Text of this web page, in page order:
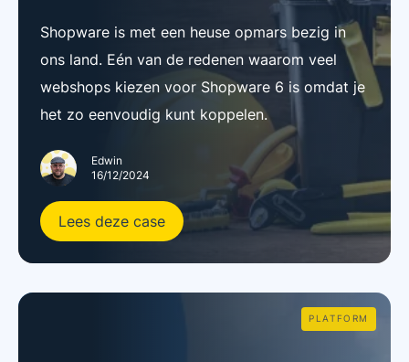
Shopware is met een heuse opmars bezig in
ons land. Eén van de redenen waarom veel
webshops kiezen voor Shopware 6 is omdat je
het zo eenvoudig kunt koppelen.
Edwin
16/12/2024
Lees deze case
PLATFORM